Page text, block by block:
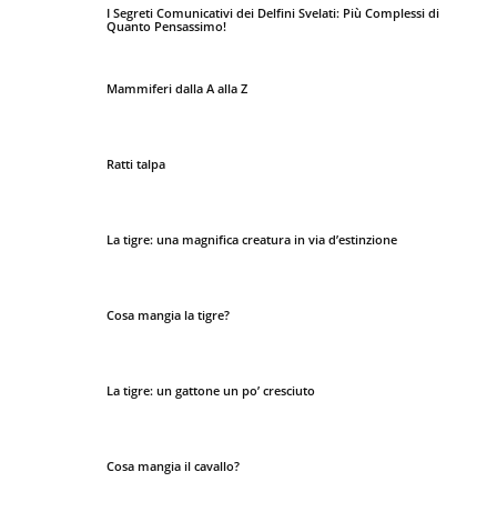
I Segreti Comunicativi dei Delfini Svelati: Più Complessi di
Quanto Pensassimo!
Mammiferi dalla A alla Z
Ratti talpa
La tigre: una magnifica creatura in via d’estinzione
Cosa mangia la tigre?
La tigre: un gattone un po’ cresciuto
Cosa mangia il cavallo?